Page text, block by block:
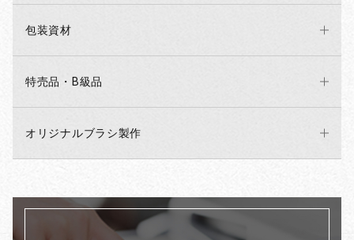
包装資材
特売品・B級品
オリジナルブラシ製作